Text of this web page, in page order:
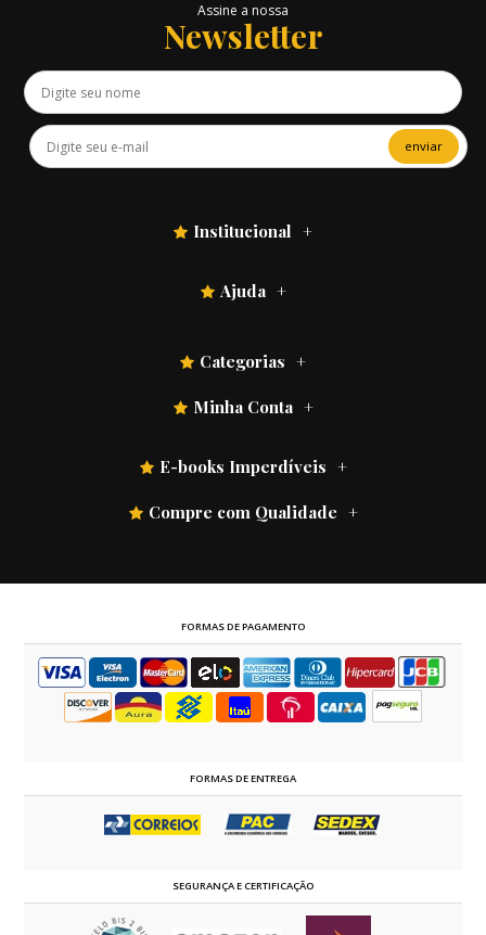
Assine a nossa
Newsletter
enviar
Institucional
Ajuda
Categorias
Minha Conta
E-books Imperdíveis
Compre com Qualidade
FORMAS DE PAGAMENTO
FORMAS DE ENTREGA
SEGURANÇA E CERTIFICAÇÃO